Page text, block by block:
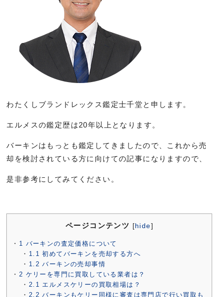
わたくしブランドレックス鑑定士千堂と申します。
エルメスの鑑定歴は20年以上となります。
バーキンはもっとも鑑定してきましたので、これから売
却を検討されている方に向けての記事になりますので、
是非参考にしてみてください。
ページコンテンツ [ hide]
1 バーキンの査定価格について
1.1 初めてバーキンを売却する方へ
1.2 バーキンの売却事情
2 ケリーを専門に買取している業者は？
2.1 エルメスケリーの買取相場は？
2.2 バーキンもケリー同様に審査は専門店で行い買取も